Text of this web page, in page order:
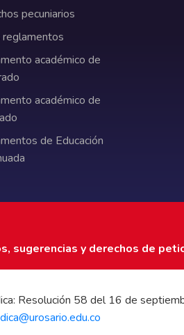
pecuniarios
académico de
académico de
de Educación
sugerencias y derechos de
Resolución 58 del 16 de